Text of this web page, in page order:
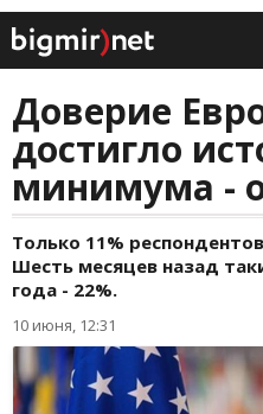
Доверие
достигло
минимума -
Только 11%
Шесть месяцев назад
года - 22%.
10 июня, 12:31